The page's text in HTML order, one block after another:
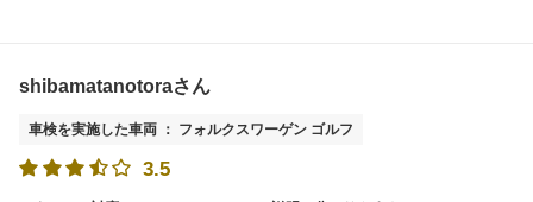
shibamatanotoraさん
車検を実施した車両 ： フォルクスワーゲン ゴルフ
3.5